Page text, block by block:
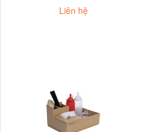
Liên hệ